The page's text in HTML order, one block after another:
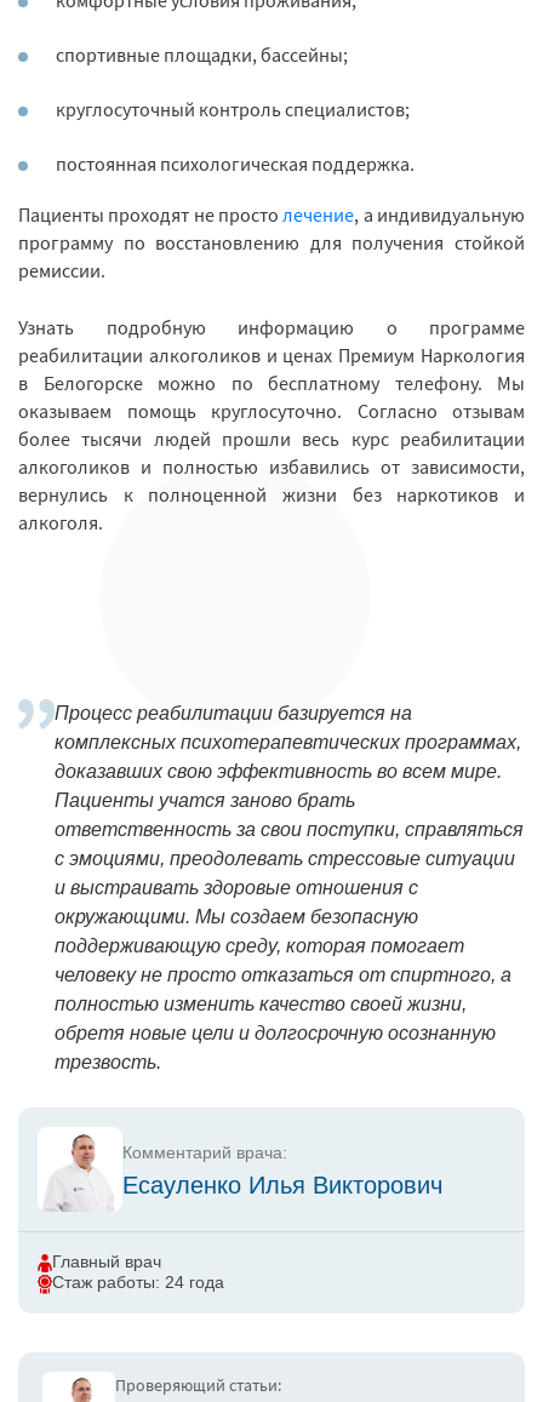
спортивные площадки, бассейны;
круглосуточный контроль специалистов;
постоянная психологическая поддержка.
Пациенты проходят не простолечение, а индивидуальную
программу по восстановлению для получения стойкой
ремиссии.
Узнать подробную информацию о программе
реабилитации алкоголиков и ценах Премиум Наркология
в Белогорске можно по бесплатному телефону. Мы
оказываем помощь круглосуточно. Согласно отзывам
более тысячи людей прошли весь курс реабилитации
алкоголиков и полностью избавились от зависимости,
вернулись к полноценной жизни без наркотиков и
алкоголя.
Процесс реабилитации базируется на
комплексных психотерапевтических программах,
доказавших свою эффективность во всем мире.
Пациенты учатся заново брать
ответственность за свои поступки, справляться
с эмоциями, преодолевать стрессовые ситуации
и выстраивать здоровые отношения с
окружающими. Мы создаем безопасную
поддерживающую среду, которая помогает
человеку не просто отказаться от спиртного, а
полностью изменить качество своей жизни,
обретя новые цели и долгосрочную осознанную
трезвость.
Комментарий врача:
Есауленко Илья Викторович
Главный врач
Стаж работы: 24 года
Проверяющий статьи: